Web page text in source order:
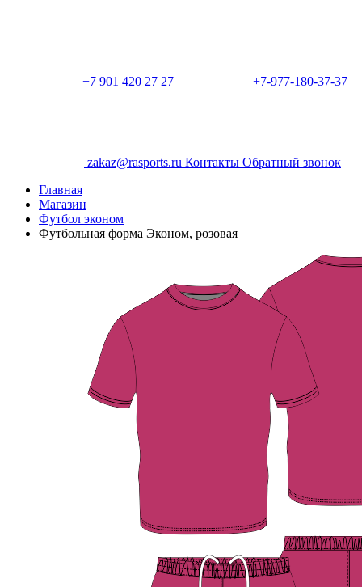
+7 901 420 27 27 +7-977-180-37-37
zakaz@rasports.ru Контакты Обратный звонок
Главная
Магазин
Футбол эконом
Футбольная форма Эконом, розовая